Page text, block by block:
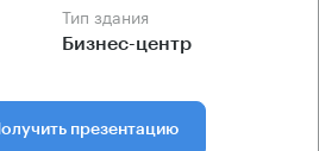
Тип здания
Бизнес-центр
презентацию